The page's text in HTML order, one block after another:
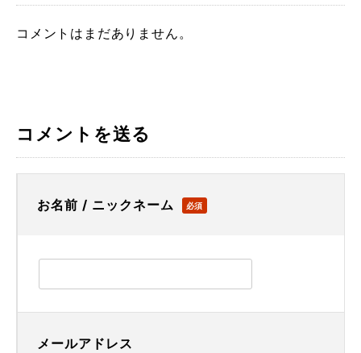
コメントはまだありません。
コメントを送る
お名前 / ニックネーム 必須
メールアドレス